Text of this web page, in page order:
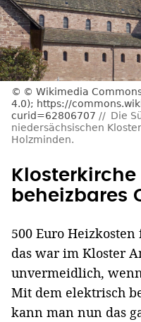
© Wikimedia
4.0); https://
curid=62806707
Die
niedersächsischen
Holzminden.
beheizbares
500 Euro
das war im Kloster
unvermeidlich,
Mit dem elektrisch
kann man nun das